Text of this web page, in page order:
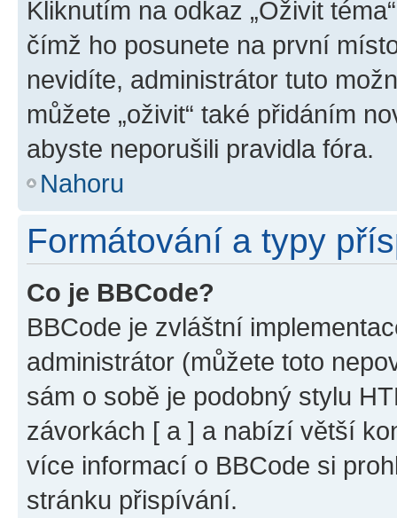
Kliknutím na odkaz „Oživit
čímž ho posunete na první
nevidíte, administrátor tuto
můžete „oživit“ také přidáním
abyste neporušili pravidla fóra.
Nahoru
Formátování a typy
Co je BBCode?
BBCode je zvláštní
administrátor (můžete toto
sám o sobě je podobný stylu
závorkách [ a ] a nabízí větší
více informací o BBCode si
stránku přispívání.